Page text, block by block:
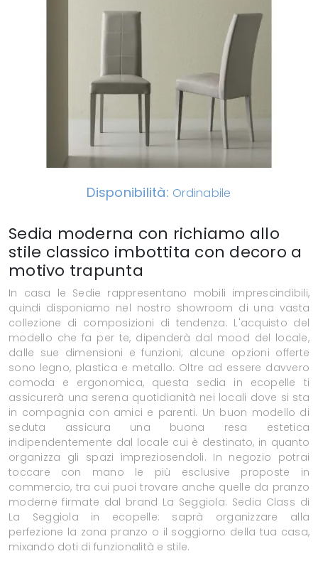
Disponibilità: Ordinabile
Sedia moderna con richiamo allo
stile classico imbottita con decoro a
motivo trapunta
In casa le Sedie rappresentano mobili imprescindibili,
quindi disponiamo nel nostro showroom di una vasta
collezione di composizioni di tendenza. L'acquisto del
modello che fa per te, dipenderà dal mood del locale,
dalle sue dimensioni e funzioni; alcune opzioni offerte
sono legno, plastica e metallo. Oltre ad essere davvero
comoda e ergonomica, questa sedia in ecopelle ti
assicurerà una serena quotidianità nei locali dove si sta
in compagnia con amici e parenti. Un buon modello di
seduta assicura una buona resa estetica
indipendentemente dal locale cui è destinato, in quanto
organizza gli spazi impreziosendoli. In negozio potrai
toccare con mano le più esclusive proposte in
commercio, tra cui puoi trovare anche quelle da pranzo
moderne firmate dal brand La Seggiola. Sedia Class di
La Seggiola in ecopelle: saprà organizzare alla
perfezione la zona pranzo o il soggiorno della tua casa,
mixando doti di funzionalità e stile.